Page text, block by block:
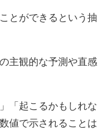
とができるという抽
主観的な予測や直感
「起こるかもしれな
値で示されることは